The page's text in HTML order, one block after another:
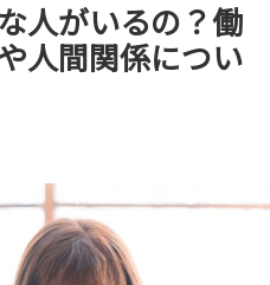
人がいるの？働
人間関係につい